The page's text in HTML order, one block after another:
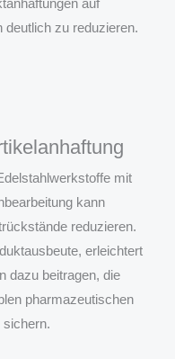
auf
deutlich zu reduzieren.
mit
kann
reduzieren.
erleichtert
dazu beitragen, die
pharmazeutischen
sichern.